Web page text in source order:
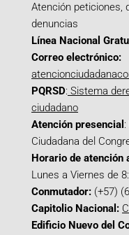
Atención peticiones,
denuncias
Línea Nacional
Correo electrónico:
PQRSD: Sistema
ciudadano
Atención presencial
Ciudadana del
Horario de atención
Lunes a Viernes de
Conmutador: (+57)
Capitolio Nacional:
Edificio Nuevo del